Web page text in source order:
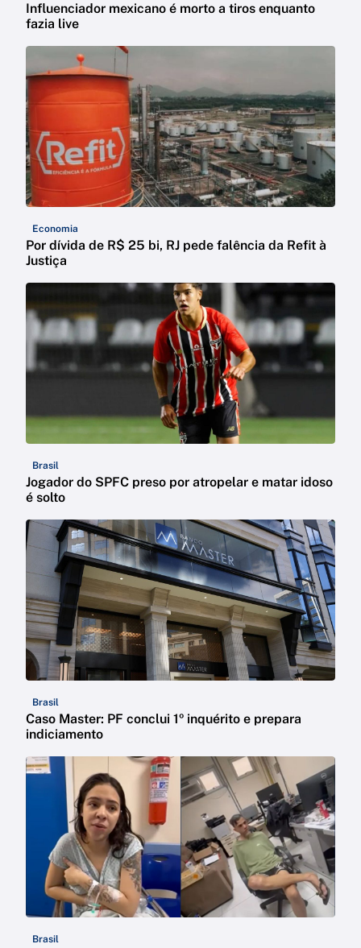
Influenciador mexicano é morto a tiros enquanto
fazia live
Economia
Por dívida de R$ 25 bi, RJ pede falência da Refit à
Justiça
Brasil
Jogador do SPFC preso por atropelar e matar idoso
é solto
Brasil
Caso Master: PF conclui 1º inquérito e prepara
indiciamento
Brasil